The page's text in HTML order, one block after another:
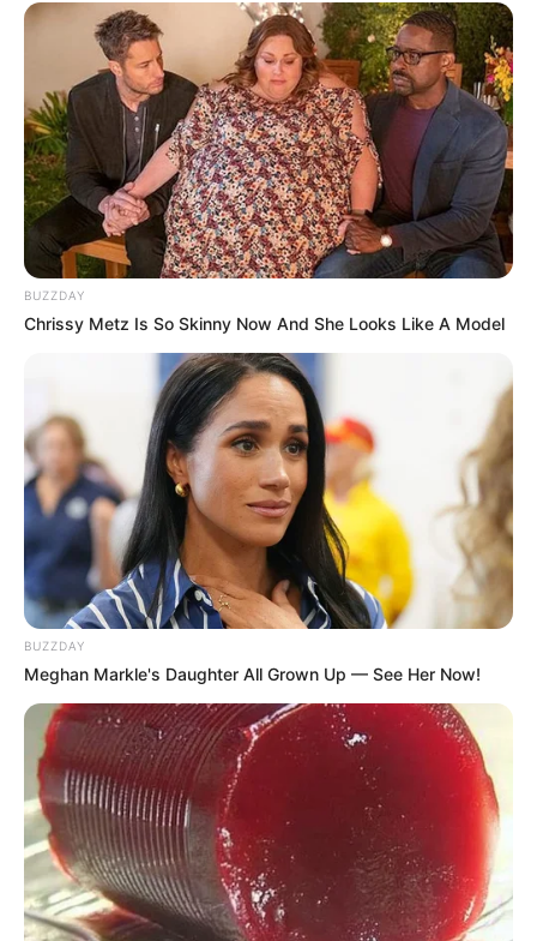
BUZZDAY
Chrissy Metz Is So Skinny Now And She Looks Like A Model
BUZZDAY
Meghan Markle's Daughter All Grown Up — See Her Now!